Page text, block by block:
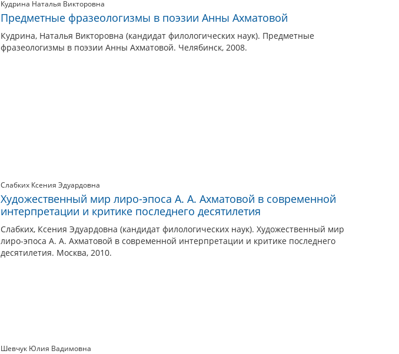
Кудрина Наталья Викторовна
Предметные фразеологизмы в поэзии Анны Ахматовой
Кудрина, Наталья Викторовна (кандидат филологических наук). Предметные
фразеологизмы в поэзии Анны Ахматовой. Челябинск, 2008.
Слабких Ксения Эдуардовна
Художественный мир лиро-эпоса А. А. Ахматовой в современной
интерпретации и критике последнего десятилетия
Слабких, Ксения Эдуардовна (кандидат филологических наук). Художественный мир
лиро-эпоса А. А. Ахматовой в современной интерпретации и критике последнего
десятилетия. Москва, 2010.
Шевчук Юлия Вадимовна